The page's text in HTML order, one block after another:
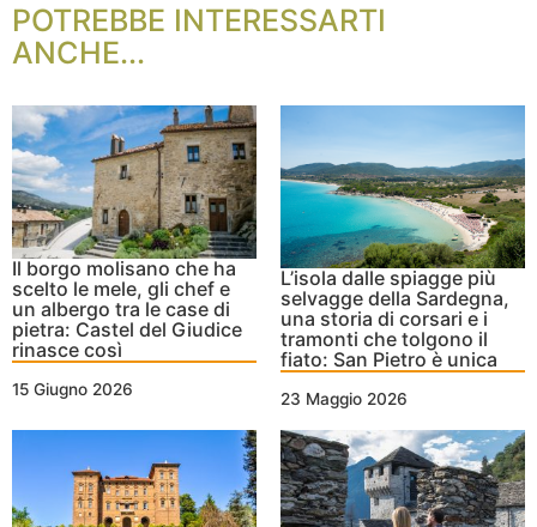
POTREBBE INTERESSARTI
ANCHE...
Il borgo molisano che ha
scelto le mele, gli chef e
un albergo tra le case di
pietra: Castel del Giudice
rinasce così
15 Giugno 2026
L’isola dalle spiagge più
selvagge della Sardegna,
una storia di corsari e i
tramonti che tolgono il
fiato: San Pietro è unica
23 Maggio 2026